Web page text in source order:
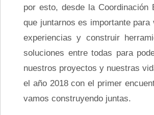
por esto, desde la Coordinación
que juntarnos es importante para
experiencias y construir
soluciones entre todas para
nuestros proyectos y nuestras
el año 2018 con el primer
vamos construyendo juntas.